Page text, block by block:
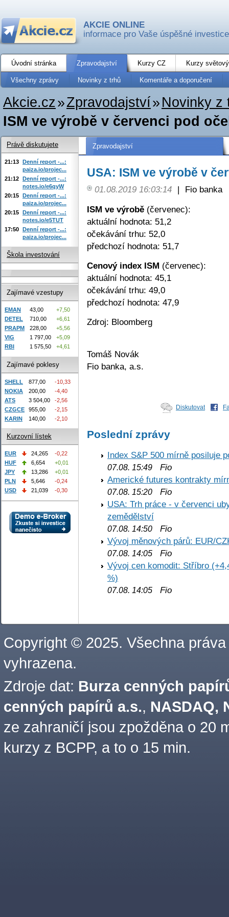
AKCIE ONLINE
informace pro Vaše úspěšné investice
Úvodní stránka Zpravodajství Kurzy CZ Kurzy
Všechny zprávy Novinky z trhů Komentáře a doporučení
Akcie.cz»Zpravodajství» Novinky z
ISM ve výrobě v červenci pod
Zpravodajství
USA: ISM ve výrobě v
01.08.2019 16:03:14 |
Fio banka
ISM ve výrobě (červenec):
aktuální hodnota: 51,2
očekávání trhu: 52,0
předchozí hodnota: 51,7
Cenový index ISM (červenec):
aktuální hodnota: 45,1
očekávání trhu: 49,0
předchozí hodnota: 47,9
Zdroj: Bloomberg
Tomáš Novák
Fio banka, a.s.
Diskutovat
Poslední zprávy
Index S&P 500 mírně posiluje
07.08. 15:49 Fio
Americké futures kontrakty
07.08. 15:20 Fio
USA: Trh práce - v červenci
zemědělství
07.08. 14:50 Fio
Vývoj měnových párů: EUR/
07.08. 14:05 Fio
Vývoj cen komodit: Stříbro
%)
07.08. 14:05 Fio
Právě diskutujete
21:13 Denní report -...:
paiza.io/projec...
21:12 Denní report -...:
notes.io/e6qyW
20:15 Denní report -...:
paiza.io/projec...
20:15 Denní report -...:
notes.io/e5TUT
17:50 Denní report -...:
paiza.io/projec...
Škola investování
Zajímavé vzestupy
EMAN 43,00
+7,50
DETEL
710,00
+6,61
PRAPM
228,00
+5,56
VIG
1 797,00
+5,09
RBI
1 575,50 +4,61
Zajímavé poklesy
SHELL 877,00
-10,33
NOKIA
200,00
-4,40
ATS
3 504,00
-2,56
CZGCE
955,00
-2,15
KARIN
140,00 -2,10
Kurzovní lístek
EUR 24,265
-0,22
HUF
6,654
+0,01
JPY
13,286
+0,01
PLN
5,646
-0,24
USD
21,039 -0,30
Copyright © 2025. Všechna práva
vyhrazena.
Zdroje dat: Burza cenných
cenných papírů a.s., NASDAQ,
ze zahraničí jsou zpožděna o 20
kurzy z BCPP, a to o 15 min.